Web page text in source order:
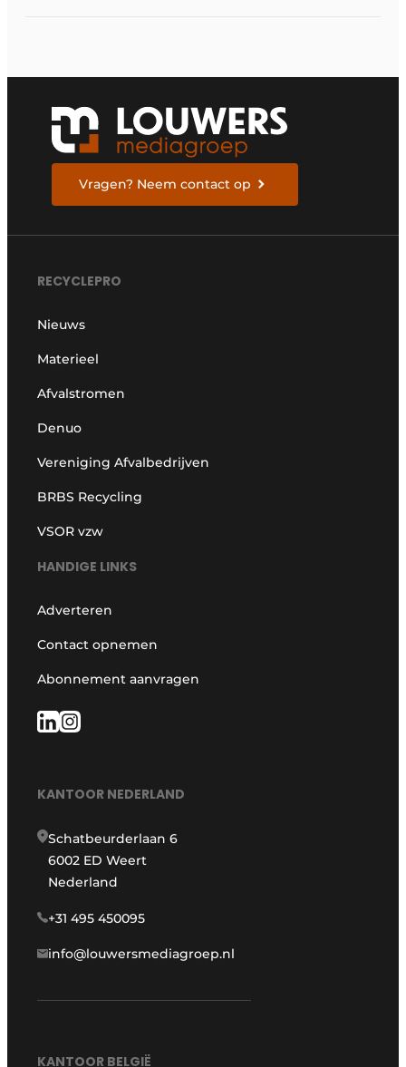
Vragen? Neem contact op
RECYCLEPRO
Nieuws
Materieel
Afvalstromen
Denuo
Vereniging Afvalbedrijven
BRBS Recycling
VSOR vzw
HANDIGE LINKS
Adverteren
Contact opnemen
Abonnement aanvragen
KANTOOR NEDERLAND
Schatbeurderlaan 6
6002 ED Weert
Nederland
+31 495 450095
info@louwersmediagroep.nl
KANTOOR BELGIË